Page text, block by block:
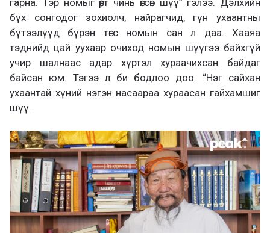
бүх сонгодог зохиолч, найрагчид, гүн ухаантны
бүтээлүүд бүрэн төгс номын сан л даа. Хааяа
тэднийд цай уухаар очиход номын шүүгээ байхгүй
учир шалнаас адар хүртэл хураачихсан байдаг
байсан юм. Тэгээ л би бодлоо доо. “Нэг сайхан
ухаантай хүний нэгэн насаараа хураасан гайхамшиг
шүү.